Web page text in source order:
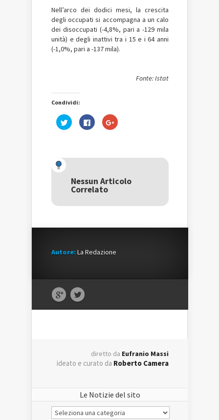
Nell’arco dei dodici mesi, la crescita
degli occupati si accompagna a un calo
dei disoccupati (-4,8%, pari a -129 mila
unità) e degli inattivi tra i 15 e i 64 anni
(-1,0%, pari a -137 mila).
Fonte: Istat
Condividi:
Fai
clic
una
nuova
finestra)
Fai
clic
nuova
finestra)
Fai
clic
una
nuova
Nessun Articolo
Correlato
Autore:La Redazione
diretto da Eufranio Massi
ideato e curato da Roberto Camera
Le Notizie del sito
Le
Notizie